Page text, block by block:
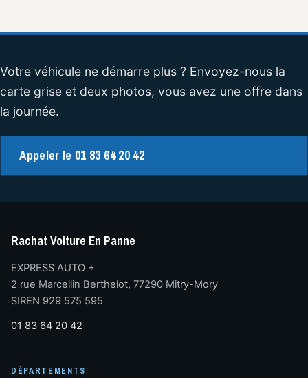
Votre véhicule ne démarre plus ? Envoyez-nous la
carte grise et deux photos, vous avez une offre dans
la journée.
Appeler le 01 83 64 20 42
Rachat Voiture En Panne
EXPRESS AUTO +
2 rue Marcellin Berthelot, 77290 Mitry-Mory
SIREN 929 575 595
01 83 64 20 42
DÉPARTEMENTS